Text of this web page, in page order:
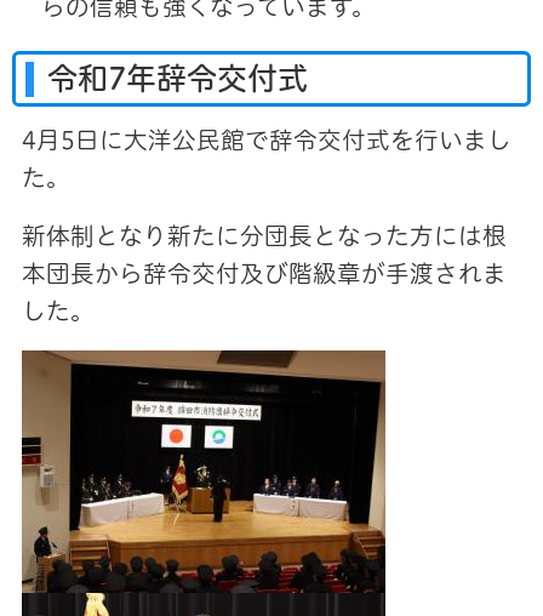
らの信頼も強くなっています。
令和7年辞令交付式
4月5日に大洋公民館で辞令交付式を行いまし
た。
新体制となり新たに分団長となった方には根
本団長から辞令交付及び階級章が手渡されま
した。